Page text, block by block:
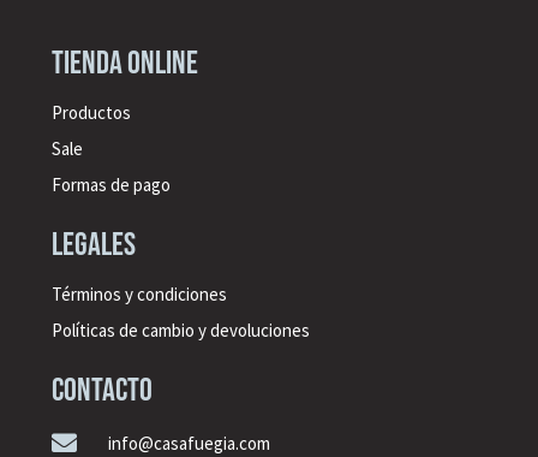
Tienda online
Productos
Sale
Formas de pago
legales
Términos y condiciones
Políticas de cambio y devoluciones
CONTACTO
 info@casafuegia.com